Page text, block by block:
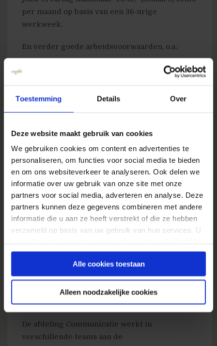
Toestemming Details Over
Deze website maakt gebruik van cookies
We gebruiken cookies om content en advertenties te
personaliseren, om functies voor social media te bieden
en om ons websiteverkeer te analyseren. Ook delen we
informatie over uw gebruik van onze site met onze
partners voor social media, adverteren en analyse. Deze
partners kunnen deze gegevens combineren met andere
informatie die u aan ze heeft verstrekt of die ze hebben
verzameld op basis van uw gebruik van hun services. U
gebruiken.
Alle cookies toestaan
Alleen noodzakelijke cookies
per maand op basis van een 36-urige
werkweek.
En verder goede arbeidsvoorwaarden, o.a.:
Een 36-urige werkweek met flexibele
Een ABP-keuzepensioen;
Een aantrekkelijk opleidingsprogramma;
Een individueel keuzebudget van 17,05%.
Aan jou de keuze wat je met dit budget
doet.
Vakantiegeld? Een keer per jaar laten
uitbetalen? Extra verlofuren? Het kan
allemaal!
De gesprekken worden gevoerd in week 53.
De afdeling
De afdeling Communicatie werkt in
verschillende teams aan de